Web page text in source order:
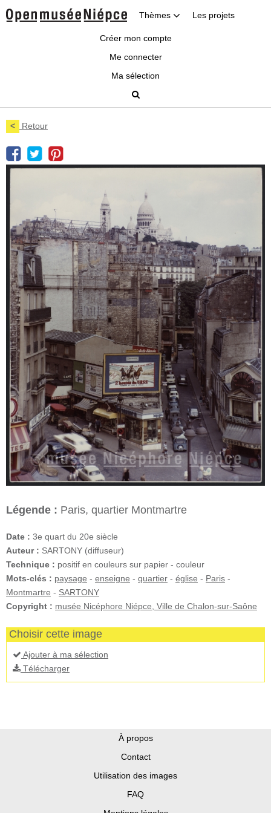
Thèmes Les projets
Créer mon compte
Me connecter
Ma sélection
< Retour
Légende : Paris, quartier Montmartre
Date : 3e quart du 20e siècle
Auteur : SARTONY (diffuseur)
Technique : positif en couleurs sur papier - couleur
Mots-clés : paysage - enseigne - quartier - église - Paris -
Montmartre - SARTONY
Copyright : musée Nicéphore Niépce, Ville de Chalon-sur-Saône
Choisir cette image
Ajouter à ma sélection
Télécharger
À propos
Contact
Utilisation des images
FAQ